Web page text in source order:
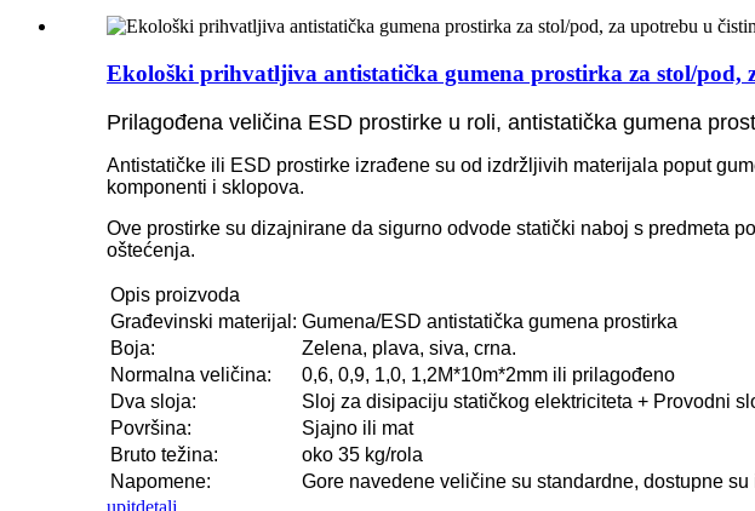
Ekološki prihvatljiva antistatička gumena prostirka za stol/pod,
Prilagođena veličina ESD prostirke u roli, antistatička gumena
Antistatičke ili ESD prostirke izrađene su od izdržljivih materijala poput
komponenti i sklopova.
Ove prostirke su dizajnirane da sigurno odvode statički naboj s predmeta
oštećenja.
Opis proizvoda
Građevinski materijal: Gumena/ESD antistatička gumena prostirka
Boja:
Zelena, plava, siva, crna.
Normalna veličina:
0,6, 0,9, 1,0, 1,2M*10m*2mm ili prilagođeno
Dva sloja:
Sloj za disipaciju statičkog elektriciteta + Provodni
Površina:
Sjajno ili mat
Bruto težina:
oko 35 kg/rola
Napomene:
Gore navedene veličine su standardne, dostupne
upitdetalj